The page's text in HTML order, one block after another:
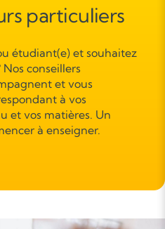
particuliers
étudiant(e) et souhaitez
conseillers
et vous
à vos
et vos matières. Un
à enseigner.